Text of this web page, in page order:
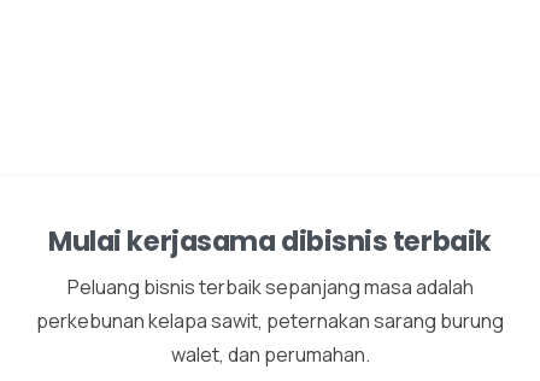
Mulai kerjasama dibisnis terbaik
Peluang bisnis terbaik sepanjang masa adalah
perkebunan kelapa sawit, peternakan sarang burung
walet, dan perumahan.